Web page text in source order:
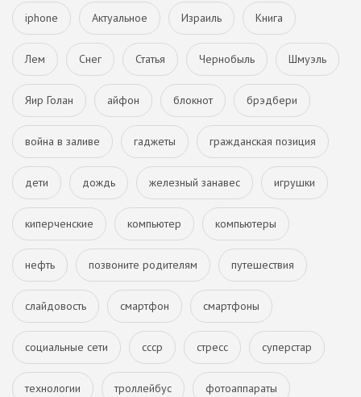
iphone Актуальное Израиль Книга
Лем Снег Статья Чернобыль Шмуэль
Яир Голан айфон блокнот брэдбери
война в заливе гаджеты гражданская позиция
дети дождь железный занавес игрушки
киперченские компьютер компьютеры
нефть позвоните родителям путешествия
слайдовость смартфон смартфоны
социальные сети ссср стресс суперстар
технологии троллейбус фотоаппараты